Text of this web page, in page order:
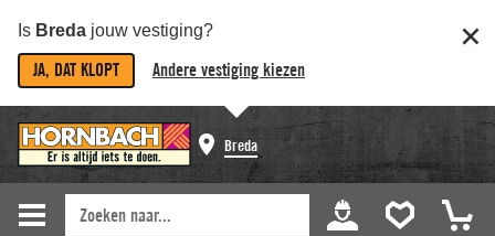
Is Breda jouw vestiging?
JA, DAT KLOPT Andere vestiging kiezen
Breda